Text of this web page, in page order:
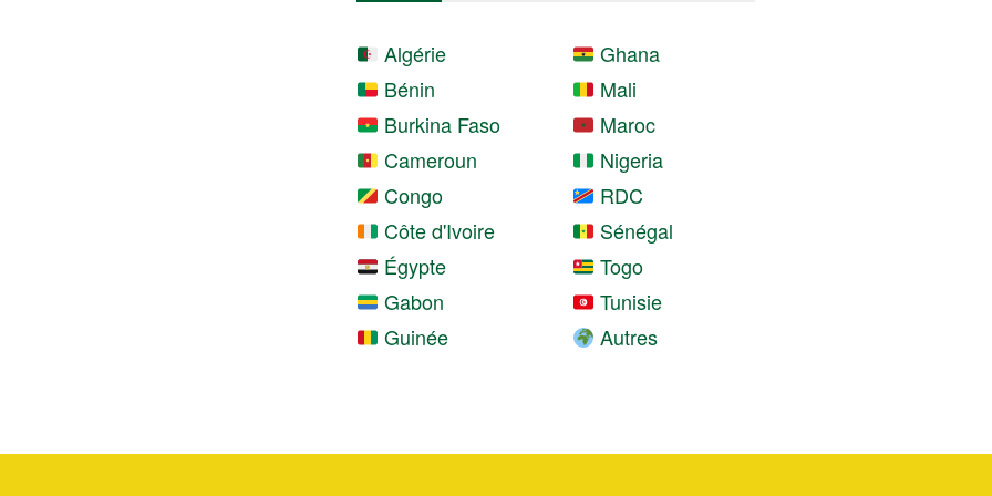
Algérie
Bénin
Burkina Faso
Cameroun
Congo
Côte d'Ivoire
Égypte
Gabon
Guinée
Ghana
Mali
Maroc
Nigeria
RDC
Sénégal
Togo
Tunisie
Autres